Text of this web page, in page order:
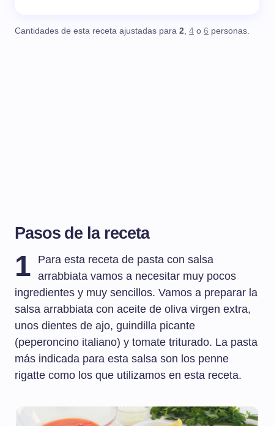
Cantidades de esta receta ajustadas para 2, 4 o 6 personas.
Pasos de la receta
1
Para esta receta de pasta con salsa
arrabbiata vamos a necesitar muy pocos
ingredientes y muy sencillos. Vamos a preparar la
salsa arrabbiata con aceite de oliva virgen extra,
unos dientes de ajo, guindilla picante
(peperoncino italiano) y tomate triturado. La pasta
más indicada para esta salsa son los penne
rigatte como los que utilizamos en esta receta.